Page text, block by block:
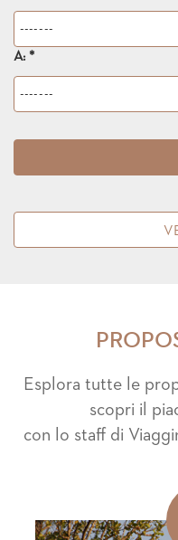
A: *
Esplora tutte le
scopri il
con lo staff di